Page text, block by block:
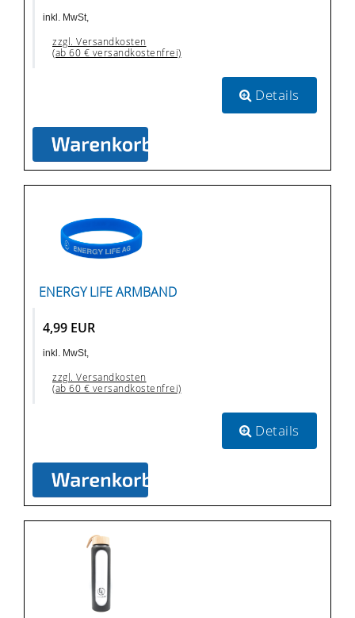
inkl. MwSt,
zzgl. Versandkosten
(ab 60 € versandkostenfrei)
Details
ENERGY LIFE ARMBAND
4,99 EUR
inkl. MwSt,
zzgl. Versandkosten
(ab 60 € versandkostenfrei)
Details